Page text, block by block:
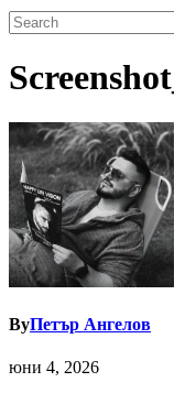
ByПетър Ангелов
юни 4, 2026